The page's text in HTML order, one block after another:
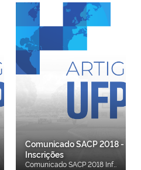
Comunicado SACP 2018 -
Inscrições
Comunicado SACP 2018 Informamos que devido a problemas operacionais o evento não cobrará nenhum tipo de taxa de inscrição. Todas as atividades serão gratuitas!!!!!!!! Aproveite para fazer sua inscrição no site do evento, através do link: Inscreva-se! Em caso de dúvidas, envie um e-mail para Este endereço de email está sendo protegido de spambots. Você precisa do JavaScript ativado para vê-lo.